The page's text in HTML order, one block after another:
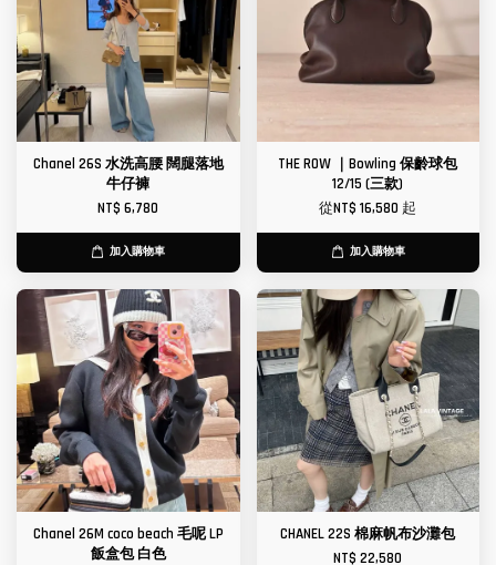
Chanel 26S 水洗高腰 闊腿落地
牛仔褲
NT$ 6,780
加入購物車
THE ROW ｜Bowling 保齡球包
12/15 (三款)
從NT$ 16,580起
加入購物車
Chanel 26M coco beach 毛呢 LP
飯盒包 白色
CHANEL 22S 棉麻帆布沙灘包
NT$ 22,580